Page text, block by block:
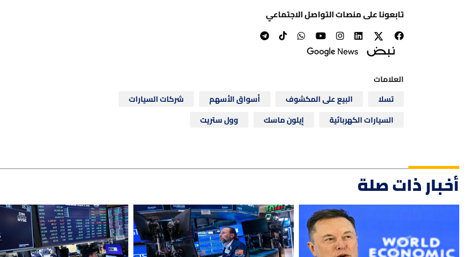
تابعونا على منصات التواصل الاجتماعي
العلامات
تسلا
البيع على المكشوف أسواق الأسهم
شركات السيارات
السيارات الكهربائية
إيلون ماسك وول ستريت
أخبار ذات صلة